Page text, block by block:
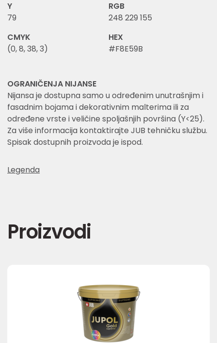
Y
79
RGB
248 229 155
CMYK
(0, 8, 38, 3)
HEX
#F8E59B
OGRANIČENJA NIJANSE
Nijansa je dostupna samo u određenim unutrašnjim i
fasadnim bojama i dekorativnim malterima ili za
određene vrste i veličine spoljašnjih površina (Y<25).
Za više informacija kontaktirajte JUB tehničku službu.
Spisak dostupnih proizvoda je ispod.
Legenda
Proizvodi